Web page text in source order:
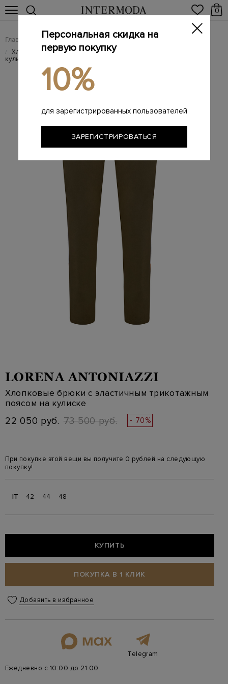
0
Главная Женщинам / Женская одежда / Женские брюки
/ Хлопковые брюки с эластичным трикотажным поясом на
кулиске
LORENA ANTONIAZZI
Хлопковые брюки с эластичным трикотажным
поясом на кулиске
22 050 руб. 73 500 руб. - 70%
При покупке этой вещи вы получите 0 рублей на следующую
покупку!
IT 42 44 48
КУПИТЬ
ПОКУПКА В 1 КЛИК
Добавить в избранное
Telegram
Ежедневно с 10:00 до 21:00
Персональная скидка на
первую покупку
10%
для зарегистрированных пользователей
ЗАРЕГИСТРИРОВАТЬСЯ